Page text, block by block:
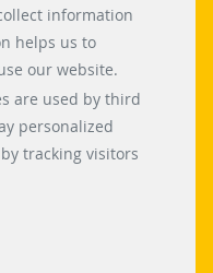
et statistiques.
détaillées sur
politique de
votre
en cliquant sur le
» en bas à
information
helps us to
our website.
are used by third
personalized
tracking visitors